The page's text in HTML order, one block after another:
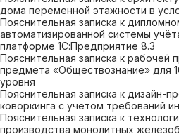
дома переменной этажности в
Пояснительная записка к
автоматизированной системы
платформе 1С:Предприятие 8.3
Пояснительная записка к рабочей
предмета «Обществознание» для
уровня
Пояснительная записка к дизайн-
коворкинга с учётом требований
Пояснительная записка к
производства монолитных